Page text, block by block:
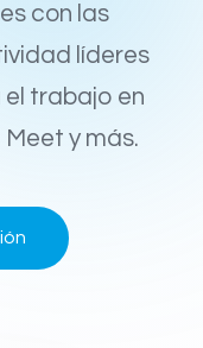
con las
líderes
trabajo en
y más.